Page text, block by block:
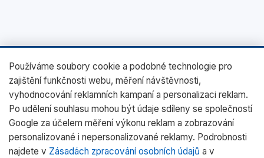
Používáme soubory cookie a podobné technologie pro
zajištění funkčnosti webu, měření návštěvnosti,
vyhodnocování reklamních kampaní a personalizaci reklam.
Po udělení souhlasu mohou být údaje sdíleny se společností
Google za účelem měření výkonu reklam a zobrazování
personalizované i nepersonalizované reklamy. Podrobnosti
najdete v Zásadách zpracování osobních údajů a v